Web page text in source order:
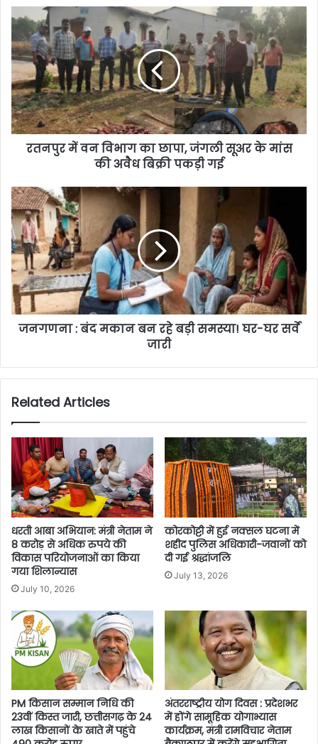
रतनपुर में वन विभाग का छापा, जंगली सूअर के मांस
की अवैध बिक्री पकड़ी गई
जनगणना : बंद मकान बन रहे बड़ी समस्या! घर-घर सर्वे
जारी
Related Articles
धरती आबा अभियान: मंत्री नेताम ने
8 करोड़ से अधिक रुपये की
विकास परियोजनाओं का किया
गया शिलान्यास
July 10, 2026
कोरकोट्टी में हुई नक्सल घटना में
शहीद पुलिस अधिकारी-जवानों को
दी गई श्रद्धांजलि
July 13, 2026
PM किसान सम्मान निधि की
23वीं किस्त जारी, छत्तीसगढ़ के 24
लाख किसानों के खाते में पहुंचे
अंतरराष्ट्रीय योग दिवस : प्रदेशभर
में होंगे सामूहिक योगाभ्यास
कार्यक्रम, मंत्री रामविचार नेताम